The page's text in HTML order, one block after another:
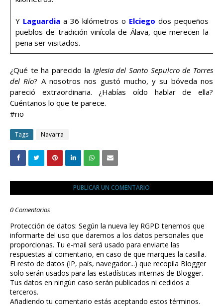
Y Laguardiaa 36 kilómetros o Elciego dos pequeños
pueblos de tradición vinícola de Álava, que merecen la
pena ser visitados.
¿Qué te ha parecido la iglesia del Santo Sepulcro de Torres
del Río? A nosotros nos gustó mucho, y su bóveda nos
pareció extraordinaria. ¿Habías oído hablar de ella?
Cuéntanos lo que te parece.
#rio
Tags Navarra
PUBLICAR UN COMENTARIO
0 Comentarios
Protección de datos: Según la nueva ley RGPD tenemos que
informarte del uso que daremos a los datos personales que
proporcionas. Tu e-mail será usado para enviarte las
respuestas al comentario, en caso de que marques la casilla.
El resto de datos (IP, país, navegador...) que recopila Blogger
solo serán usados para las estadísticas internas de Blogger.
Tus datos en ningún caso serán publicados ni cedidos a
terceros.
Añadiendo tu comentario estás aceptando estos términos.